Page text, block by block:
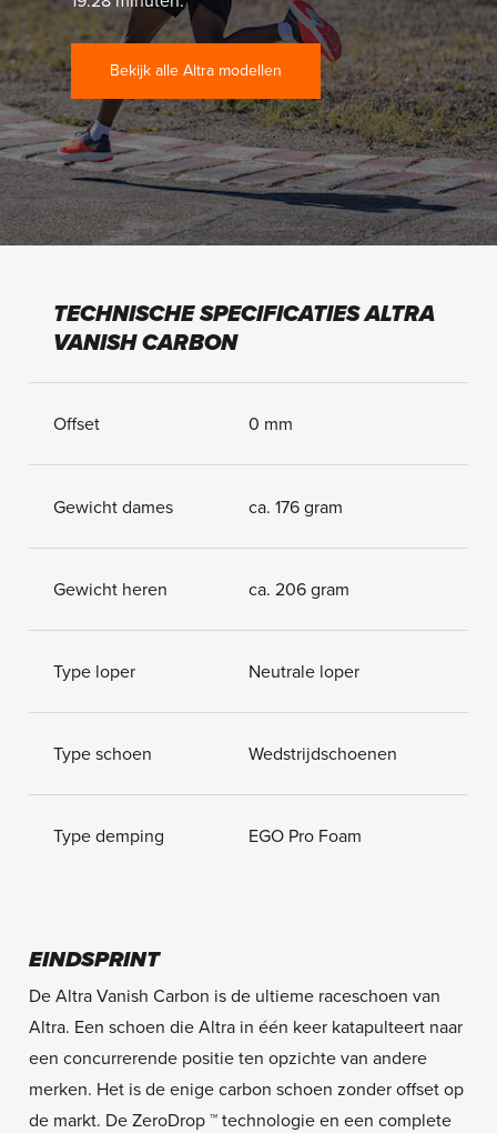
Bekijk alle Altra modellen
EINDSPRINT
De Altra Vanish Carbon is de ultieme raceschoen van
Altra. Een schoen die Altra in één keer katapulteert naar
een concurrerende positie ten opzichte van andere
merken. Het is de enige carbon schoen zonder offset op
de markt. De ZeroDrop ™ technologie en een complete
TECHNISCHE SPECIFICATIES ALTRA
VANISH CARBON
Offset 0 mm
Gewicht dames ca. 176 gram
Gewicht heren ca. 206 gram
Type loper Neutrale loper
Type schoen Wedstrijdschoenen
Type demping EGO Pro Foam